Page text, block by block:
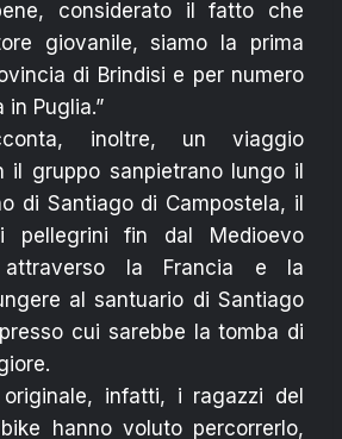
considerato il fatto che
giovanile, siamo la prima
di Brindisi e per numero
Puglia.”
inoltre, un viaggio
il gruppo sanpietrano lungo il
di Santiago di Campostela, il
pellegrini fin dal Medioevo
attraverso la Francia e la
al santuario di Santiago
cui sarebbe la tomba di
infatti, i ragazzi del
hanno voluto percorrerlo,